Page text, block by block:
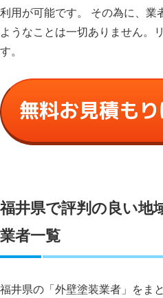
利⽤が可能です。 その為に、業
ようなことは⼀切ありません。
す。
無料お見積もり
福井県で評判の良い地
業者一覧
福井県の「外壁塗装業者」をま